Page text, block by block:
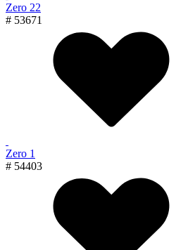
Zero 22
# 53671
Zero 1
# 54403